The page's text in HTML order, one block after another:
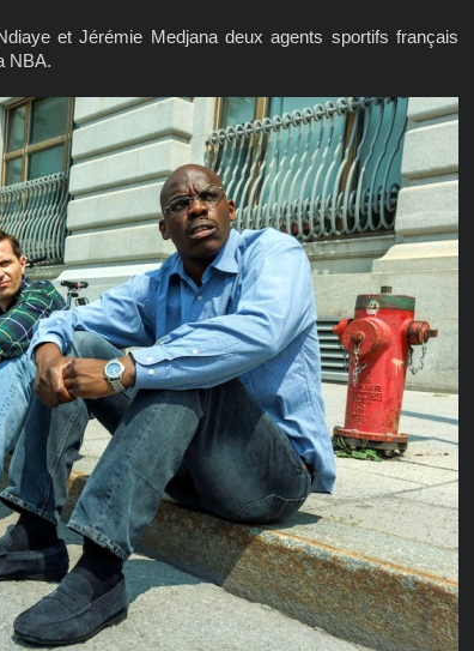
et Jérémie Medjana deux agents sportifs français
NBA.